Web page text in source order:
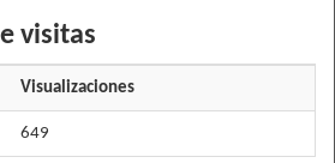
visitas
Visualizaciones
649